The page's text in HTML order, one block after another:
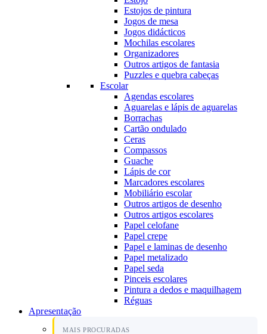
Estojos de pintura
Jogos de mesa
Jogos didácticos
Mochilas escolares
Organizadores
Outros artigos de fantasia
Puzzles e quebra cabeças
Escolar
Agendas escolares
Aguarelas e lápis de aguarelas
Borrachas
Cartão ondulado
Ceras
Compassos
Guache
Lápis de cor
Marcadores escolares
Mobiliário escolar
Outros artigos de desenho
Outros artigos escolares
Papel celofane
Papel crepe
Papel e laminas de desenho
Papel metalizado
Papel seda
Pinceis escolares
Pintura a dedos e maquilhagem
Réguas
Apresentação
MAIS PROCURADAS